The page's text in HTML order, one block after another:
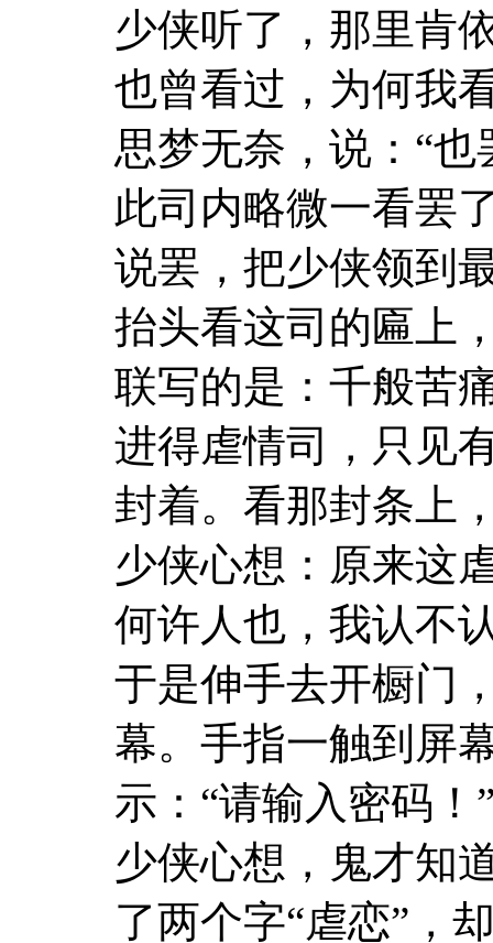
少侠听了，那里肯
也曾看过，为何我
思梦无奈，说：“
此司内略微一看罢
说罢，把少侠领到
抬头看这司的匾上
联写的是：千般苦
进得虐情司，只见
封着。看那封条上
少侠心想：原来这
何许人也，我认不
于是伸手去开橱门
幕。手指一触到屏
示：“请输入密码！
少侠心想，鬼才知
了两个字“虐恋”，